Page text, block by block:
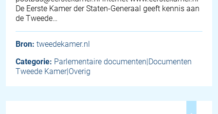
De Eerste Kamer der Staten-Generaal geeft kennis aan
de Tweede…
Bron: tweedekamer.nl
Categorie: Parlementaire documenten|Documenten
Tweede Kamer|Overig